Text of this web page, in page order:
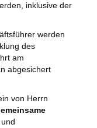
inklusive der
werden
des
am
abgesichert
von Herrn